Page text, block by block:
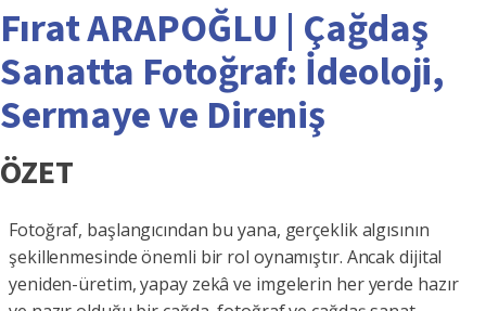
Fırat ARAPOĞLU | Çağdaş
Sanatta Fotoğraf: İdeoloji,
Sermaye ve Direniş
ÖZET
Fotoğraf, başlangıcından bu yana, gerçeklik algısının
şekillenmesinde önemli bir rol oynamıştır. Ancak dijital
yeniden-üretim, yapay zekâ ve imgelerin her yerde hazır